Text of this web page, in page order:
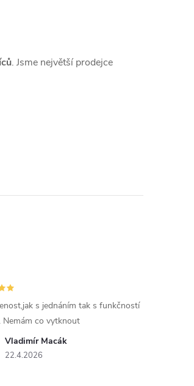
. Jsme největší prodejce
Vladimír Macák
22.4.2026
s jednáním tak s funkčností
Nemám co vytknout